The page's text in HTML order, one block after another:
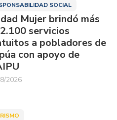
SOCIAL
Mujer brindó más
servicios
a pobladores de
con apoyo de
2026